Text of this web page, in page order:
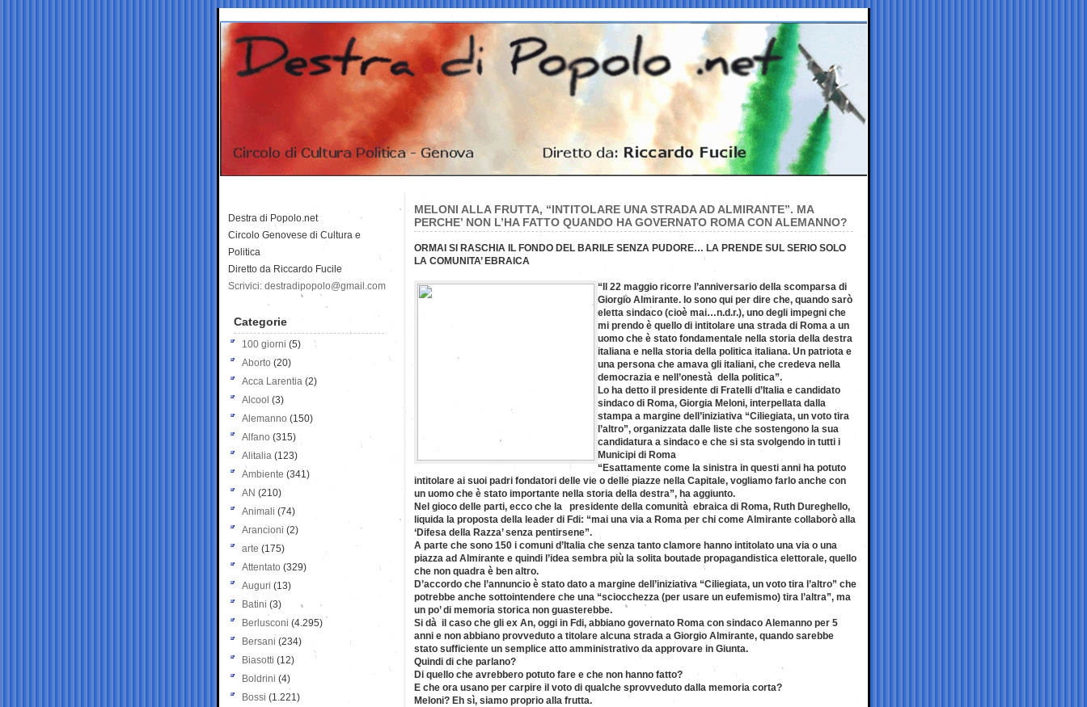
MELONI ALLA FRUTTA, “INTITOLARE UNA STRADA AD ALMIRANTE”. MA
PERCHE’ NON L’HA FATTO QUANDO HA GOVERNATO ROMA CON ALEMANNO?
ORMAI SI RASCHIA IL FONDO DEL BARILE SENZA PUDORE… LA PRENDE SUL SERIO SOLO
LA COMUNITA’ EBRAICA
“Il 22 maggio ricorre l’anniversario della scomparsa di
Giorgio Almirante. Io sono qui per dire che, quando sarò
eletta sindaco (cioè mai…n.d.r.), uno degli impegni che
mi prendo è quello di intitolare una strada di Roma a un
uomo che è stato fondamentale nella storia della destra
italiana e nella storia della politica italiana. Un patriota e
una persona che amava gli italiani, che credeva nella
democrazia e nell’onestà della politica”.
Lo ha detto il presidente di Fratelli d’Italia e candidato
sindaco di Roma, Giorgia Meloni, interpellata dalla
stampa a margine dell’iniziativa “Ciliegiata, un voto tira
l’altro”, organizzata dalle liste che sostengono la sua
candidatura a sindaco e che si sta svolgendo in tutti i
Municipi di Roma
“Esattamente come la sinistra in questi anni ha potuto
intitolare ai suoi padri fondatori delle vie o delle piazze nella Capitale, vogliamo farlo anche con
un uomo che è stato importante nella storia della destra”, ha aggiunto.
Nel gioco delle parti, ecco che la presidente della comunità ebraica di Roma, Ruth Dureghello,
liquida la proposta della leader di Fdi: “mai una via a Roma per chi come Almirante collaborò alla
‘Difesa della Razza’ senza pentirsene”.
A parte che sono 150 i comuni d’Italia che senza tanto clamore hanno intitolato una via o una
piazza ad Almirante e quindi l’idea sembra più la solita boutade propagandistica elettorale, quello
che non quadra è ben altro.
D’accordo che l’annuncio è stato dato a margine dell’iniziativa “Ciliegiata, un voto tira l’altro” che
potrebbe anche sottointendere che una “sciocchezza (per usare un eufemismo) tira l’altra”, ma
un po’ di memoria storica non guasterebbe.
Si dà il caso che gli ex An, oggi in Fdi, abbiano governato Roma con sindaco Alemanno per 5
anni e non abbiano provveduto a titolare alcuna strada a Giorgio Almirante, quando sarebbe
stato sufficiente un semplice atto amministrativo da approvare in Giunta.
Quindi di che parlano?
Di quello che avrebbero potuto fare e che non hanno fatto?
E che ora usano per carpire il voto di qualche sprovveduto dalla memoria corta?
Meloni? Eh sì, siamo proprio alla frutta.
Destra di Popolo.net
Circolo Genovese di Cultura e
Politica
Diretto da Riccardo Fucile
Scrivici: destradipopolo@gmail.com
Categorie
100 giorni (5)
Aborto (20)
Acca Larentia (2)
Alcool (3)
Alemanno (150)
Alfano (315)
Alitalia (123)
Ambiente (341)
AN (210)
Animali (74)
Arancioni (2)
arte (175)
Attentato (329)
Auguri (13)
Batini (3)
Berlusconi (4.295)
Bersani (234)
Biasotti (12)
Boldrini (4)
Bossi (1.221)